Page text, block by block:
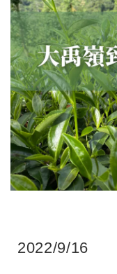
2022/9/16